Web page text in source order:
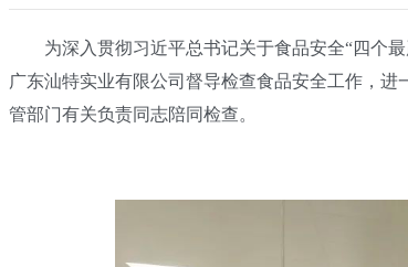
为深入贯彻习近平总书记关于食品安全“四个最
广东汕特实业有限公司督导检查食品安全工作，
管部门有关负责同志陪同检查。